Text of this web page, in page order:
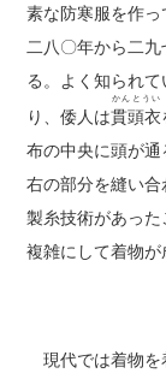
素な防寒服を作
二八〇年から二
る。よく知られ
り、倭人は貫頭衣
かんとうい
布の中央に頭が
右の部分を縫い
製糸技術があっ
複雑にして着物が
現代では着物を